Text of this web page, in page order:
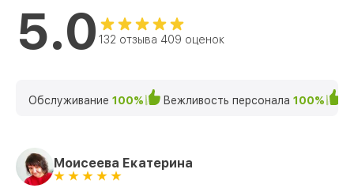
5.0 132 отзыва 409 оценок
Обслуживание 100% Вежливость персонала 100%
Моисеева Екатерина